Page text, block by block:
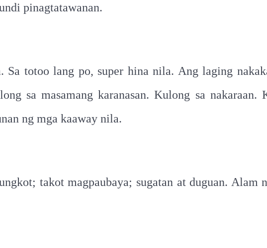
pinagtatawanan.
Sa totoo lang po, super hina nila. Ang laging
sa masamang karanasan. Kulong sa
ng mga kaaway nila.
takot magpaubaya; sugatan at duguan.